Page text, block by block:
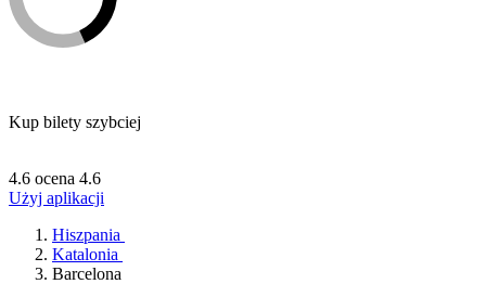
Kup bilety szybciej
4.6 ocena 4.6
Użyj aplikacji
Hiszpania
Katalonia
Barcelona